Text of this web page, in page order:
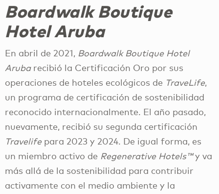
Boardwalk Boutique
Hotel Aruba
En abril de 2021, Boardwalk Boutique Hotel
Arubarecibió la Certificación Oro por sus
operaciones de hoteles ecológicos de TraveLife,
un programa de certificación de sostenibilidad
reconocido internacionalmente. El año pasado,
nuevamente, recibió su segunda certificación
Travelife para 2023 y 2024. De igual forma, es
un miembro activo de Regenerative Hotels™y va
más allá de la sostenibilidad para contribuir
activamente con el medio ambiente y la